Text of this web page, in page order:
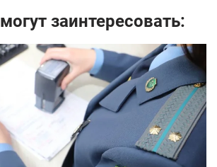
заинтересовать: